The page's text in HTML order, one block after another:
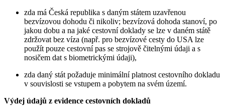
zda má Česká republika s daným státem uzavřenou
bezvízovou dohodu či nikoliv; bezvízová dohoda stanoví, po
jakou dobu a na jaké cestovní doklady se lze v daném státě
zdržovat bez víza (např. pro bezvízové cesty do USA lze
použít pouze cestovní pas se strojově čitelnými údaji a s
nosičem dat s biometrickými údaji),
zda daný stát požaduje minimální platnost cestovního dokladu
v souvislosti se vstupem a pobytem na svém území.
Výdej údajů z evidence cestovních dokladů